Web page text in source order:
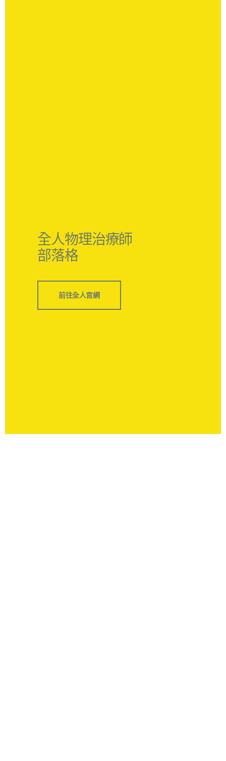
全人物理治療師
部落格
前往全人官網